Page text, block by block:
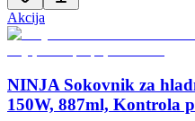
Akcija
NINJA Sokovnik za
150W, 887ml, Kontrola